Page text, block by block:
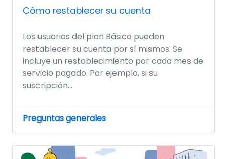
Cómo restablecer su cuenta
Los usuarios del plan Básico pueden
restablecer su cuenta por sí mismos. Se
incluye un restablecimiento por cada mes de
servicio pagado. Por ejemplo, si su
suscripción...
Preguntas generales